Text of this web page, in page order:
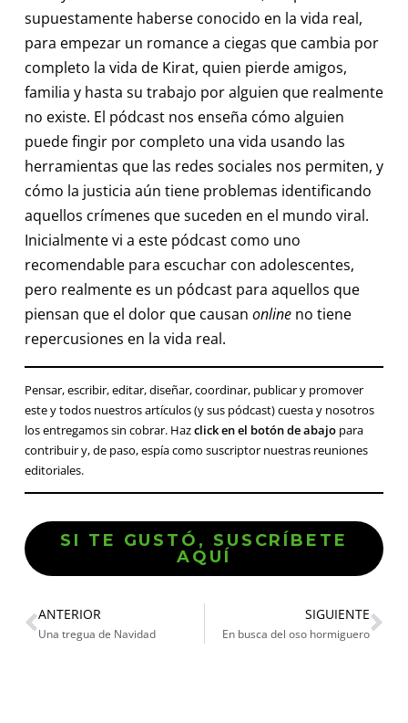
supuestamente haberse conocido en la vida real,
para empezar un romance a ciegas que cambia por
completo la vida de Kirat, quien pierde amigos,
familia y hasta su trabajo por alguien que realmente
no existe. El pódcast nos enseña cómo alguien
puede fingir por completo una vida usando las
herramientas que las redes sociales nos permiten, y
cómo la justicia aún tiene problemas identificando
aquellos crímenes que suceden en el mundo viral.
Inicialmente vi a este pódcast como uno
recomendable para escuchar con adolescentes,
pero realmente es un pódcast para aquellos que
piensan que el dolor que causan onlineno tiene
repercusiones en la vida real.
Pensar, escribir, editar, diseñar, coordinar, publicar y promover
este y todos nuestros artículos (y sus pódcast) cuesta y nosotros
los entregamos sin cobrar. Hazclick en el botón de abajo para
contribuir y, de paso, espía como suscriptor nuestras reuniones
editoriales.
SI TE GUSTÓ, SUSCRÍBETE
AQUÍ
ANTERIOR
Una tregua de Navidad
SIGUIENTE
En busca del oso hormiguero